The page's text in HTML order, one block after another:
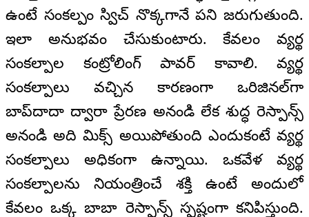
ఉంటే సంకల్పం స్విచ్ నొక్కగానే పని జరుగుతుంది.
ఇలా అనుభవం చేసుకుంటారు. కేవలం వ్యర్థ
సంకల్పాల కంట్రోలింగ్ పావర్ కావాలి. వ్యర్థ
సంకల్పాలు వచ్చిన కారణంగా ఒరిజినల్‌గా
బాప్‌దాదా ద్వారా ప్రేరణ అనండి లేక శుద్ధ రెస్పాన్స్
అనండి అది మిక్స్ అయిపోతుంది ఎందుకంటే వ్యర్థ
సంకల్పాలు అధికంగా ఉన్నాయి. ఒకవేళ వ్యర్థ
సంకల్పాలను నియంత్రించే శక్తి ఉంటే అందులో
కేవలం ఒక్క బాబా రెస్పాన్స్ స్పష్టంగా కనిపిస్తుంది.